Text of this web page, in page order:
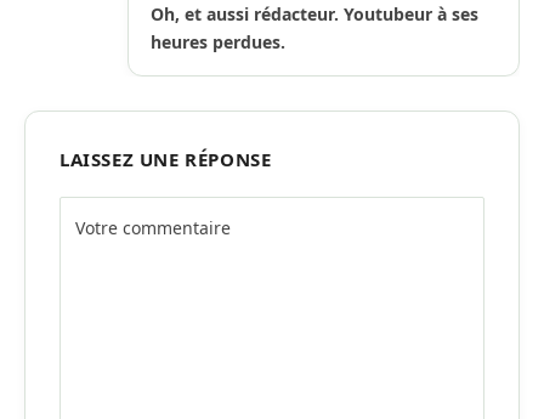
Oh, et aussi rédacteur. Youtubeur à ses
heures perdues.
LAISSEZ UNE RÉPONSE